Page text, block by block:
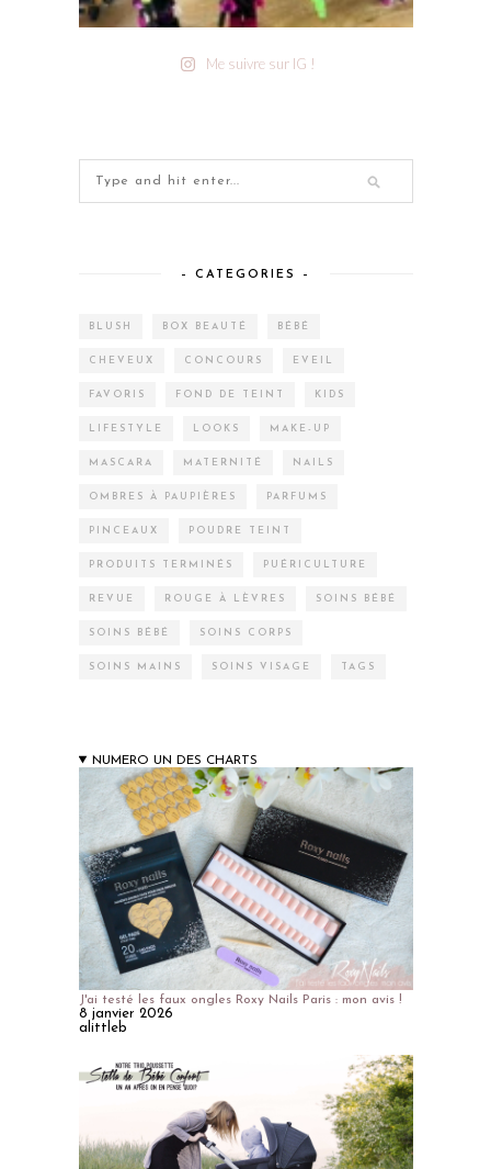
Me suivre sur IG !
– CATEGORIES –
BLUSH BOX BEAUTÉ BÉBÉ
CHEVEUX CONCOURS EVEIL
FAVORIS FOND DE TEINT KIDS
LIFESTYLE LOOKS MAKE-UP
MASCARA MATERNITÉ NAILS
OMBRES À PAUPIÈRES PARFUMS
PINCEAUX POUDRE TEINT
PRODUITS TERMINÉS PUÉRICULTURE
REVUE ROUGE À LÈVRES SOINS BÉBÉ
SOINS BÉBÉ SOINS CORPS
SOINS MAINS SOINS VISAGE TAGS
NUMERO UN DES CHARTS
J'ai testé les faux ongles Roxy Nails Paris : mon avis !
8 janvier 2026
alittleb